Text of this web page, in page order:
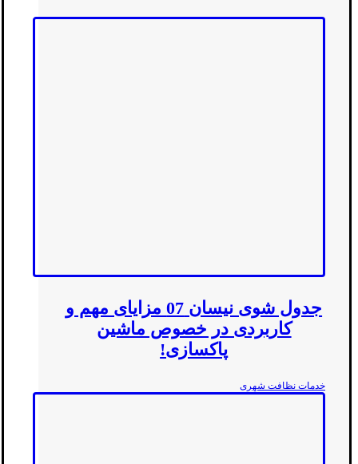
جدول شوی نیسان 07 مزایای مهم و
کاربردی در خصوص ماشین
پاکسازی!
خدمات نظافت شهری